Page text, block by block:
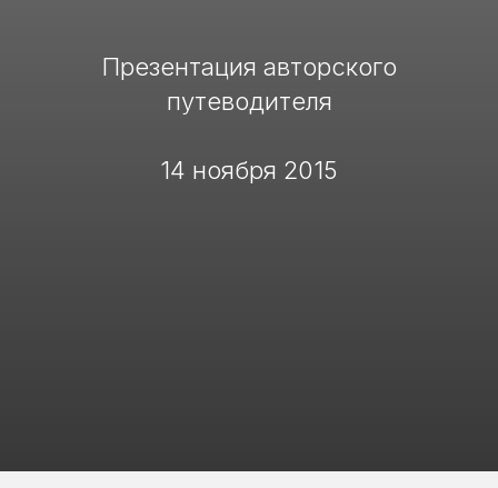
Презентация авторского
путеводителя
14 ноября 2015